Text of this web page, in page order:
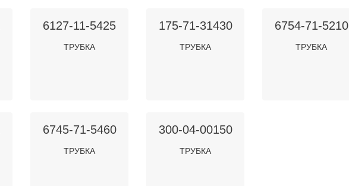
6127-11-5425
ТРУБКА
175-71-31430
ТРУБКА
6754-71-5210
ТРУБКА
6745-71-5460
ТРУБКА
300-04-00150
ТРУБКА